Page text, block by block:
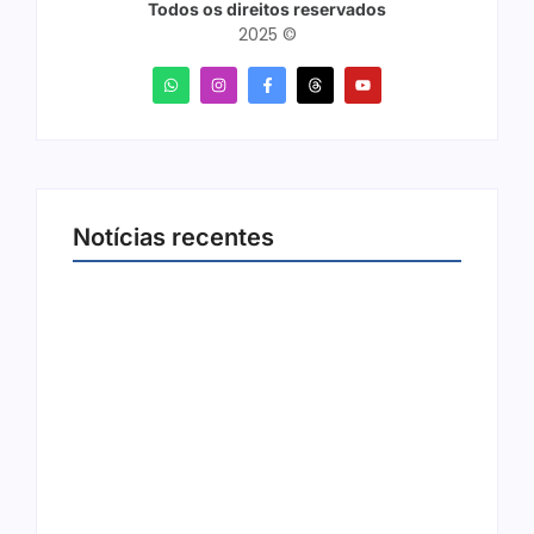
Todos os direitos reservados
2025 ©
Notícias recentes